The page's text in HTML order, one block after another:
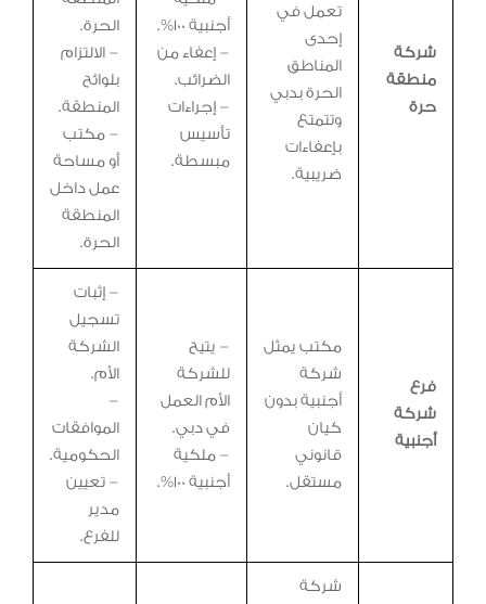
شركة
منطقة
حرة
تعمل في
إحدى
المناطق
الحرة بدبي
وتتمتع
بإعفاءات
ضريبية.
أجنبية 100%.
– إعفاء من
الضرائب.
– إجراءات
تأسيس
مبسطة.
الحرة.
– الالتزام
بلوائح
المنطقة.
– مكتب
أو مساحة
عمل داخل
المنطقة
الحرة.
فرع
شركة
أجنبية
مكتب يمثل
شركة
أجنبية بدون
كيان
قانوني
مستقل.
– يتيح
للشركة
الأم العمل
في دبي.
– ملكية
أجنبية 100%.
– إثبات
تسجيل
الشركة
الأم.
–
الموافقات
الحكومية.
– تعيين
مدير
للفرع.
شركة